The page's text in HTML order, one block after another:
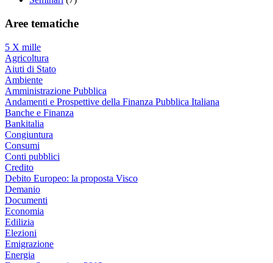
Aree tematiche
5 X mille
Agricoltura
Aiuti di Stato
Ambiente
Amministrazione Pubblica
Andamenti e Prospettive della Finanza Pubblica Italiana
Banche e Finanza
Bankitalia
Congiuntura
Consumi
Conti pubblici
Credito
Debito Europeo: la proposta Visco
Demanio
Documenti
Economia
Edilizia
Elezioni
Emigrazione
Energia